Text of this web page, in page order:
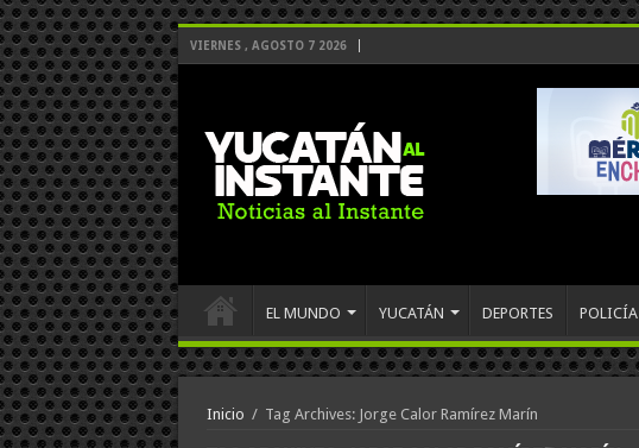
VIERNES , AGOSTO 7 2026
EL MUNDO YUCATÁN DEPORTES POLICÍA
Inicio / Tag Archives: Jorge Calor Ramírez Marín